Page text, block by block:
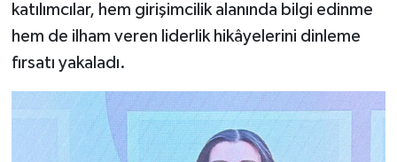
katılımcılar, hem girişimcilik alanında bilgi edinme
hem de ilham veren liderlik hikâyelerini dinleme
fırsatı yakaladı.